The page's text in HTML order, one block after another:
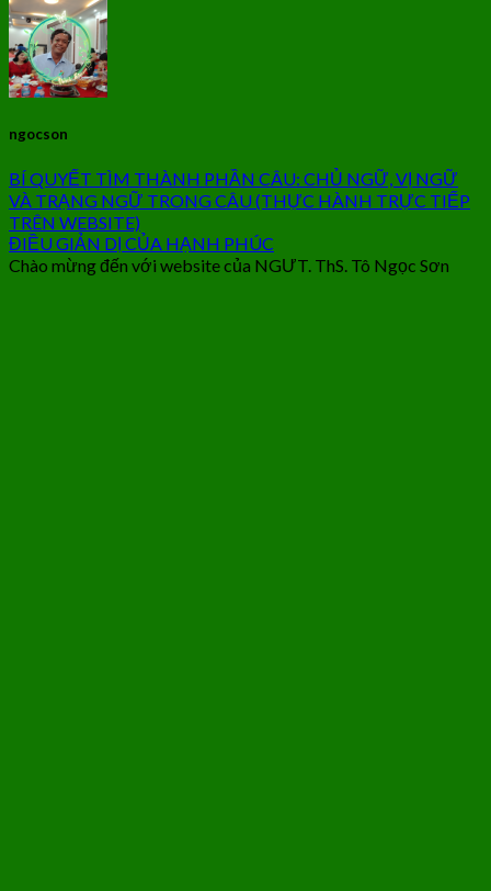
ngocson
BÍ QUYẾT TÌM THÀNH PHẦN CÂU: CHỦ NGỮ, VỊ NGỮ
VÀ TRẠNG NGỮ TRONG CÂU (THỰC HÀNH TRỰC TIẾP
TRÊN WEBSITE)
ĐIỀU GIẢN DỊ CỦA HẠNH PHÚC
Chào mừng đến với website của NGƯT. ThS. Tô Ngọc Sơn